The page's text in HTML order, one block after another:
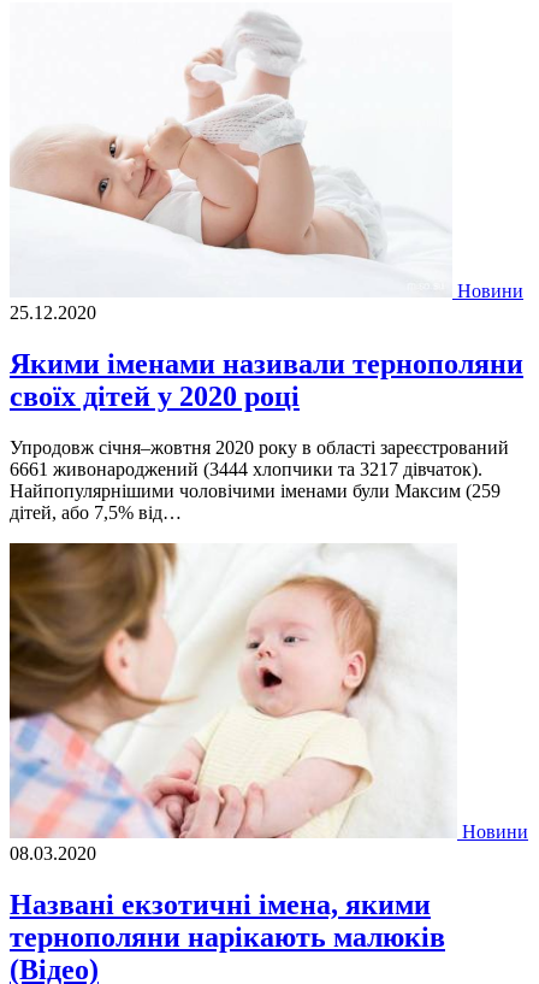
Новини
25.12.2020
Якими іменами називали тернополяни
своїх дітей у 2020 році
Упродовж січня–жовтня 2020 року в області зареєстрований
6661 живонароджений (3444 хлопчики та 3217 дівчаток).
Найпопулярнішими чоловічими іменами були Максим (259
дітей, або 7,5% від…
Новини
08.03.2020
Названі екзотичні імена, якими
тернополяни нарікають малюків
(Відео)